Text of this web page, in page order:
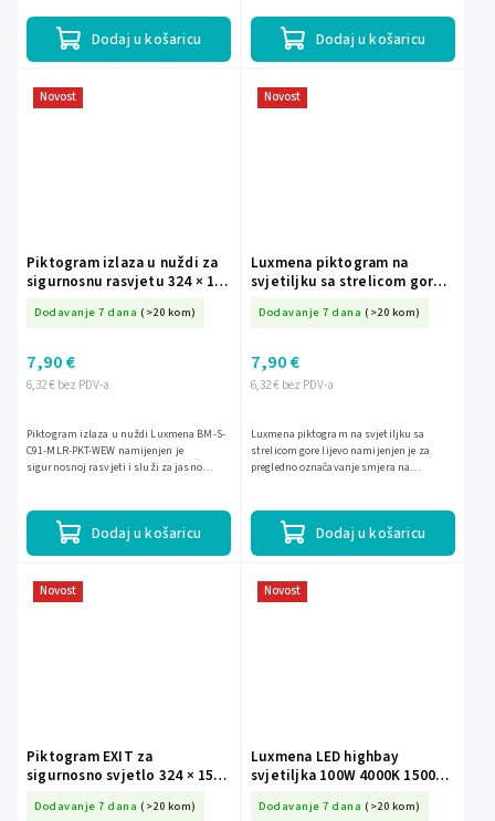
Dodaj u košaricu Dodaj u košaricu
Novost
Piktogram izlaza u nuždi za
sigurnosnu rasvjetu 324 × 158
PKT-WEW
Dodavanje 7 dana (>20 kom)
6,32 € bez PDV-a
7,90 €
Dodaj u košaricu
Piktogram izlaza u nuždi Luxmena BM-S-
C91-MLR-PKT-WEW namijenjen je
sigurnosnoj rasvjeti i služi za jasno
Novost
Luxmena piktogram na
svjetiljku sa strelicom gore
C91-MLR-PKT-VUL
Dodavanje 7 dana (>20 kom)
6,32 € bez PDV-a
7,90 €
Dodaj u košaricu
Luxmena piktogram na svjetiljku sa
strelicom gore lijevo namijenjen je za
pregledno označavanje smjera na
Novost
Piktogram EXIT za
sigurnosno svjetlo 324 × 158
Dodavanje 7 dana (>20 kom)
Novost
Luxmena LED highbay
svjetiljka 100W 4000K 15000
100V-740P-120BL
Dodavanje 7 dana (>20 kom)